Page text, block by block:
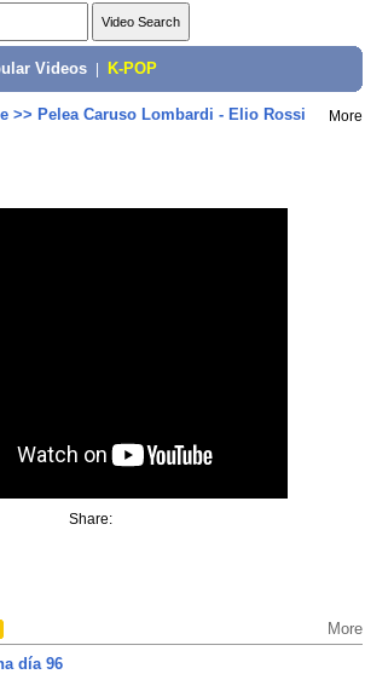
Videos K-POP
>> Pelea Caruso Lombardi - Elio Rossi More
Share:
More
día 96